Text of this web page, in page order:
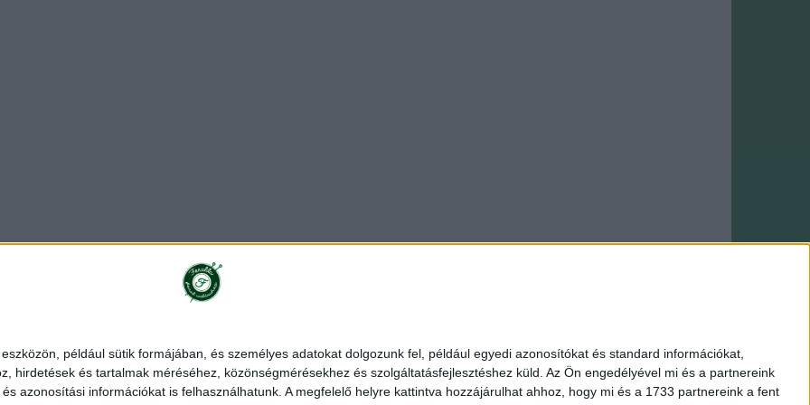
például sütik formájában, és személyes adatokat dolgozunk fel, például egyedi azonosítókat és standard információkat,
hirdetések és tartalmak méréséhez, közönségmérésekhez és szolgáltatásfejlesztéshez küld. Az Ön engedélyével mi és a partnereink
azonosítási információkat is felhasználhatunk. A megfelelő helyre kattintva hozzájárulhat ahhoz, hogy mi és a 1733 partnereink a fent
Rendelés és szállítás Impresszum Partnerünk Webáruház: saját fejlesztés
Stenli fonal| Alize fonal|Red Heart fonal|Schachenmayr fonal|Amigurumi|Makramé fonal|HiMALAYA fonal